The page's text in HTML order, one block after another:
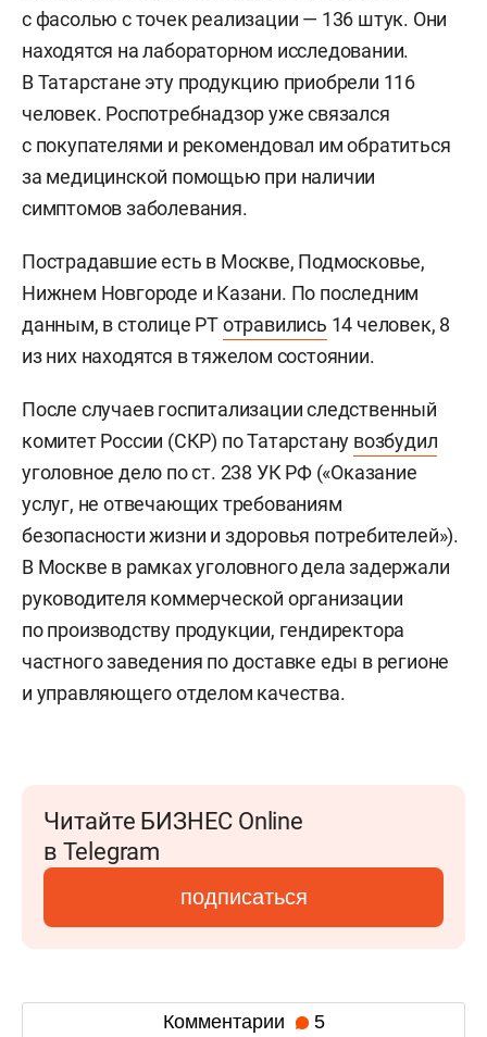
с фасолью с точек реализации — 136 штук. Они
находятся на лабораторном исследовании.
В Татарстане эту продукцию приобрели 116
человек. Роспотребнадзор уже связался
с покупателями и рекомендовал им обратиться
за медицинской помощью при наличии
симптомов заболевания.
Пострадавшие есть в Москве, Подмосковье,
Нижнем Новгороде и Казани. По последним
данным, в столице РТотравились 14 человек, 8
из них находятся в тяжелом состоянии.
После случаев госпитализации следственный
комитет России (СКР) по Татарстану возбудил
уголовное дело по ст. 238 УК РФ («Оказание
услуг, не отвечающих требованиям
безопасности жизни и здоровья потребителей»).
В Москве в рамках уголовного дела задержали
руководителя коммерческой организации
по производству продукции, гендиректора
частного заведения по доставке еды в регионе
и управляющего отделом качества.
Читайте БИЗНЕС Online
в Telegram
подписаться
Комментарии 5